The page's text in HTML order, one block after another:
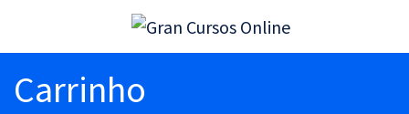
Carrinho